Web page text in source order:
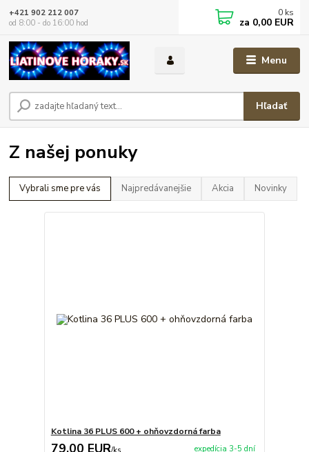
Menu
Hľadať
+421 902 212 007
od 8:00 - do 16:00 hod
0 ks
za 0,00 EUR
Z našej ponuky
Vybrali sme pre vás Najpredávanejšie Akcia Novinky
Kotlina 36 PLUS 600 + ohňovzdorná farba
79,00 EUR expedícia 3-5 dní